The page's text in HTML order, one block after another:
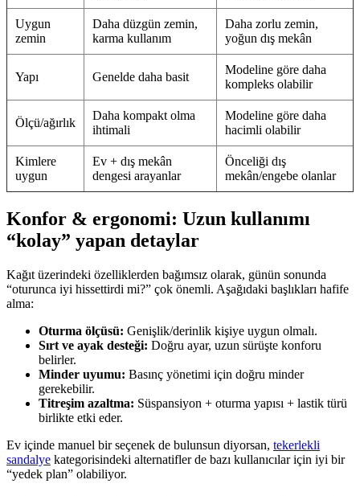
Uygun
zemin
Daha düzgün zemin,
karma kullanım
Daha zorlu zemin,
yoğun dış mekân
Yapı Genelde daha basit
Modeline göre daha
kompleks olabilir
Ölçü/ağırlık
Daha kompakt olma
ihtimali
Modeline göre daha
hacimli olabilir
Kimlere
uygun
Ev + dış mekân
dengesi arayanlar
Önceliği dış
mekân/engebe olanlar
Konfor & ergonomi: Uzun kullanımı
“kolay” yapan detaylar
Kağıt üzerindeki özelliklerden bağımsız olarak, günün sonunda
“oturunca iyi hissettirdi mi?” çok önemli. Aşağıdaki başlıkları hafife
alma:
Oturma ölçüsü: Genişlik/derinlik kişiye uygun olmalı.
Sırt ve ayak desteği: Doğru ayar, uzun sürüşte konforu
belirler.
Minder uyumu: Basınç yönetimi için doğru minder
gerekebilir.
Titreşim azaltma: Süspansiyon + oturma yapısı + lastik türü
birlikte etki eder.
Ev içinde manuel bir seçenek de bulunsun diyorsan, tekerlekli
sandalye kategorisindeki alternatifler de bazı kullanıcılar için iyi bir
“yedek plan” olabiliyor.